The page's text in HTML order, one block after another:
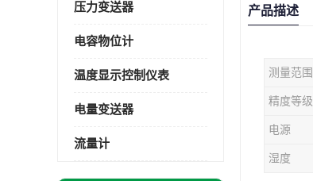
压力变送器
电容物位计
温度显示控制仪表
电量变送器
流量计
产品描述
测量范围
精度等级
电源
湿度